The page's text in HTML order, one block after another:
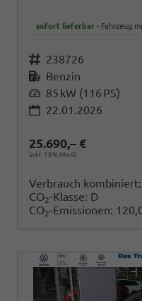
sofort lieferbar Fahrzeug
Fahrzeugnr. 238726
KraftstoffBenzin
Leistung 85 kW (116 PS)
22.01.2026
25.690,– €
inkl. 19% MwSt.
Verbrauch kombiniert:
CO2-Klasse: D
CO2-Emissionen: